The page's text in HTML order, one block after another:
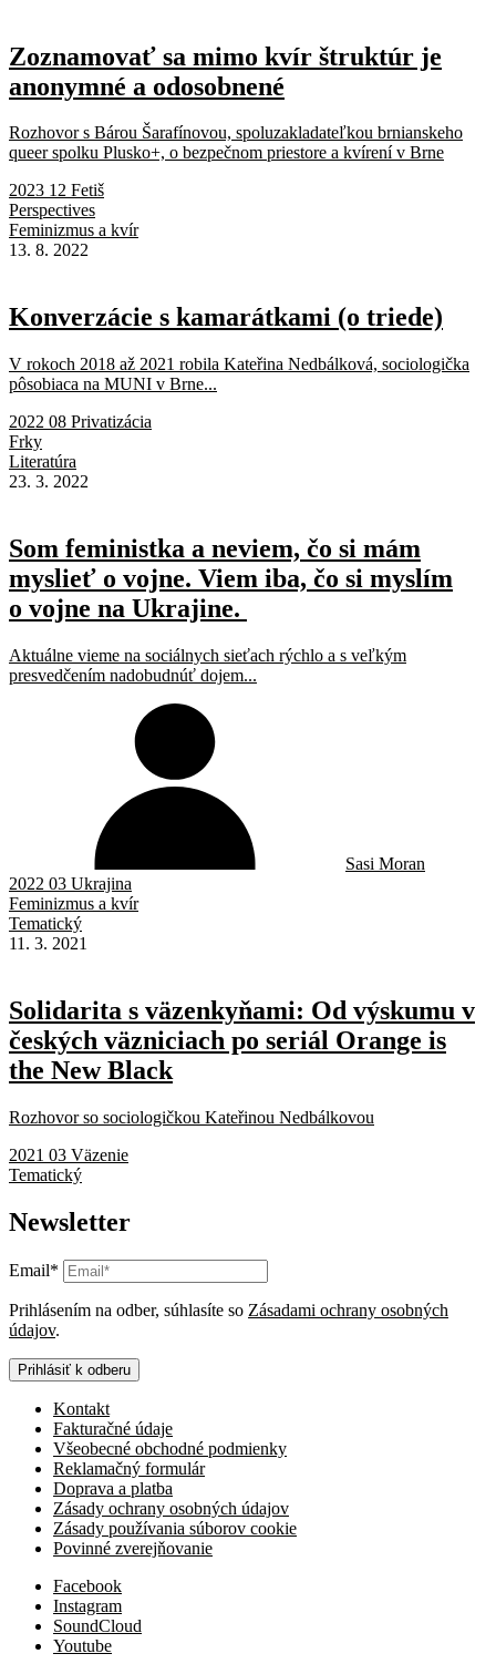
Zoznamovať sa mimo kvír štruktúr je
anonymné a odosobnené
Rozhovor s Bárou Šarafínovou, spoluzakladateľkou brnianskeho
queer spolku Plusko+, o bezpečnom priestore a kvírení v Brne
2023 12 Fetiš
Perspectives
Feminizmus a kvír
13. 8. 2022
Konverzácie s kamarátkami (o triede)
V rokoch 2018 až 2021 robila Kateřina Nedbálková, sociologička
pôsobiaca na MUNI v Brne...
2022 08 Privatizácia
Frky
Literatúra
23. 3. 2022
Som feministka a neviem, čo si mám
myslieť o vojne. Viem iba, čo si myslím
o vojne na Ukrajine.
Aktuálne vieme na sociálnych sieťach rýchlo a s veľkým
presvedčením nadobudnúť dojem...
Sasi Moran
2022 03 Ukrajina
Feminizmus a kvír
Tematický
11. 3. 2021
Solidarita s väzenkyňami: Od výskumu v
českých väzniciach po seriál Orange is
the New Black
Rozhovor so sociologičkou Kateřinou Nedbálkovou
2021 03 Väzenie
Tematický
Newsletter
Email*
Prihlásením na odber, súhlasíte so Zásadami ochrany osobných
údajov.
Prihlásiť k odberu
Kontakt
Fakturačné údaje
Všeobecné obchodné podmienky
Reklamačný formulár
Doprava a platba
Zásady ochrany osobných údajov
Zásady používania súborov cookie
Povinné zverejňovanie
Facebook
Instagram
SoundCloud
Youtube